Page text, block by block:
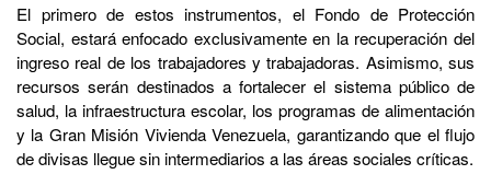
El primero de estos instrumentos, el Fondo de Protección
Social, estará enfocado exclusivamente en la recuperación del
ingreso real de los trabajadores y trabajadoras. Asimismo, sus
recursos serán destinados a fortalecer el sistema público de
salud, la infraestructura escolar, los programas de alimentación
y la Gran Misión Vivienda Venezuela, garantizando que el flujo
de divisas llegue sin intermediarios a las áreas sociales críticas.